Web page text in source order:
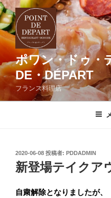
コ
ン
テ
ン
へ
ス
キ
ッ
ポワン・ドゥ・
DE・DÉPART
フランス料理店
投
稿
日:
2020-06-08 投稿者: PDDADMIN
新登場テイクア
自粛解除となりましたが、